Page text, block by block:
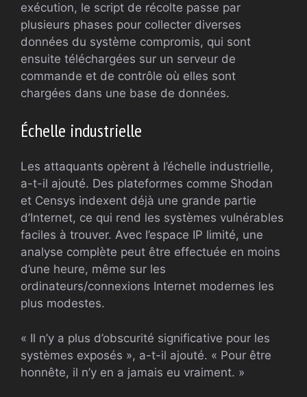
exécution, le script de récolte passe par
plusieurs phases pour collecter diverses
données du système compromis, qui sont
ensuite téléchargées sur un serveur de
commande et de contrôle où elles sont
chargées dans une base de données.
Échelle industrielle
Les attaquants opèrent à l’échelle industrielle,
a-t-il ajouté. Des plateformes comme Shodan
et Censys indexent déjà une grande partie
d’Internet, ce qui rend les systèmes vulnérables
faciles à trouver. Avec l’espace IP limité, une
analyse complète peut être effectuée en moins
d’une heure, même sur les
ordinateurs/connexions Internet modernes les
plus modestes.
« Il n’y a plus d’obscurité significative pour les
systèmes exposés », a-t-il ajouté. « Pour être
honnête, il n’y en a jamais eu vraiment. »